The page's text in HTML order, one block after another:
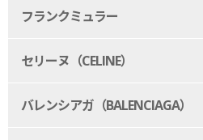
フランクミュラー
セリーヌ（CELINE）
バレンシアガ（BALENCIAGA）